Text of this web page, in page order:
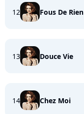
12 Fous De Rien
13 Douce Vie
14 Chez Moi